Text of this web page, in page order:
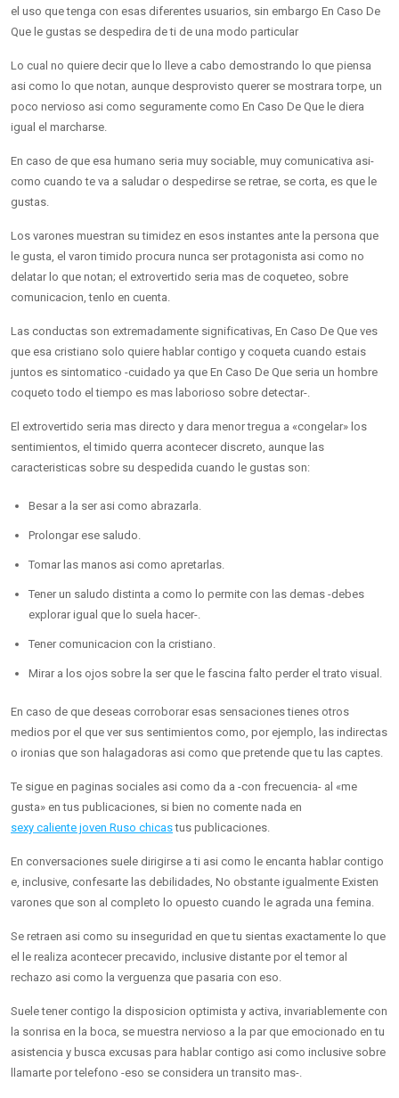
el uso que tenga con esas diferentes usuarios, sin embargo En Caso De
Que le gustas se despedira de ti de una modo particular
Lo cual no quiere decir que lo lleve a cabo demostrando lo que piensa
asi­ como lo que notan, aunque desprovisto querer se mostrara torpe, un
poco nervioso asi­ como seguramente como En Caso De Que le diera
igual el marcharse.
En caso de que esa humano seri­a muy sociable, muy comunicativa asi­
como cuando te va a saludar o despedirse se retrae, se corta, es que le
gustas.
Los varones muestran su timidez en esos instantes ante la persona que
le gusta, el varon timido procura nunca ser protagonista asi­ como no
delatar lo que notan; el extrovertido seri­a mas de coqueteo, sobre
comunicacion, tenlo en cuenta.
Las conductas son extremadamente significativas, En Caso De Que ves
que esa cristiano solo quiere hablar contigo y coqueta cuando estais
juntos es sintomatico -cuidado ya que En Caso De Que seri­a un hombre
coqueto todo el tiempo es mas laborioso sobre detectar-.
El extrovertido seri­a mas directo y dara menor tregua a «congelar» los
sentimientos, el timido querra acontecer discreto, aunque las
caracteristicas sobre su despedida cuando le gustas son:
Besar a la ser asi­ como abrazarla.
Prolongar ese saludo.
Tomar las manos asi­ como apretarlas.
Tener un saludo distinta a como lo permite con las demas -debes
explorar igual que lo suela hacer-.
Tener comunicacion con la cristiano.
Mirar a los ojos sobre la ser que le fascina falto perder el trato visual.
En caso de que deseas corroborar esas sensaciones tienes otros
medios por el que ver sus sentimientos como, por ejemplo, las indirectas
o ironias que son halagadoras asi­ como que pretende que tu las captes.
Te sigue en paginas sociales asi­ como da a -con frecuencia- al «me
gusta» en tus publicaciones, si bien no comente nada en
sexy caliente joven Ruso chicastus publicaciones.
En conversaciones suele dirigirse a ti asi­ como le encanta hablar contigo
e, inclusive, confesarte las debilidades, No obstante igualmente Existen
varones que son al completo lo opuesto cuando le agrada una femina.
Se retraen asi­ como su inseguridad en que tu sientas exactamente lo que
el le realiza acontecer precavido, inclusive distante por el temor al
rechazo asi­ como la verguenza que pasaria con eso.
Suele tener contigo la disposicion optimista y activa, invariablemente con
la sonrisa en la boca, se muestra nervioso a la par que emocionado en tu
asistencia y busca excusas para hablar contigo asi­ como inclusive sobre
llamarte por telefono -eso se considera un transito mas-.